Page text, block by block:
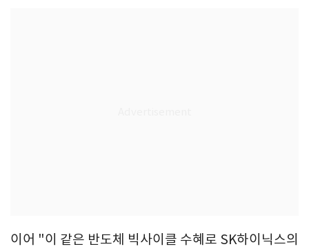
이어 "이 같은 반도체 빅사이클 수혜로 SK하이닉스의